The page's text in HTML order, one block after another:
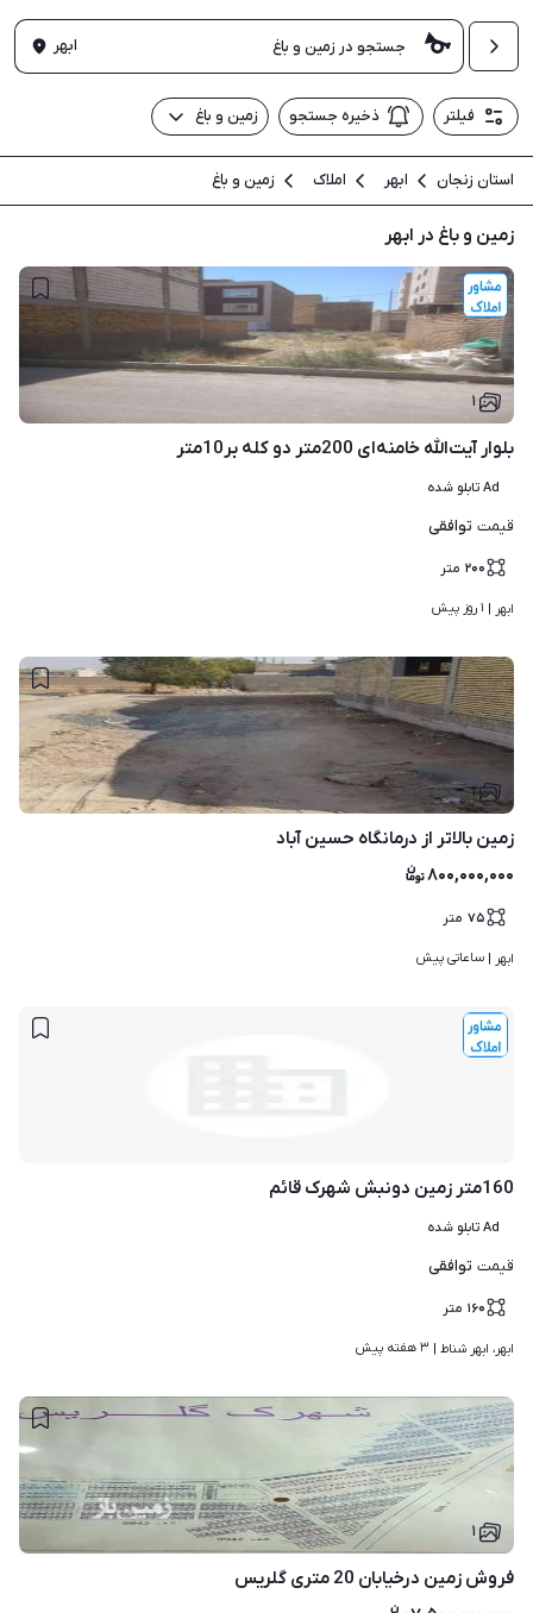
ابهر
فیلتر ذخیره جستجو زمین و باغ
استان زنجان ابهر املاک زمین و باغ
زمین و باغ در ابهر
۱
بلوار آیت‌الله خامنه‌ای 200متر دو کله بر10متر
Ad تابلو شده
قیمت توافقی
۲۰۰ متر
ابهر | ۱ روز پیش
۱
زمین بالاتر از درمانگاه حسین آباد
۸۰۰,۰۰۰,۰۰۰
۷۵ متر
ابهر | ساعاتی پیش
160متر زمین دونبش شهرک قائم
Ad تابلو شده
قیمت توافقی
۱۶۰ متر
ابهر، ابهر شناط | ۳ هفته پیش
۱
فروش زمین درخیابان 20 متری گلریس